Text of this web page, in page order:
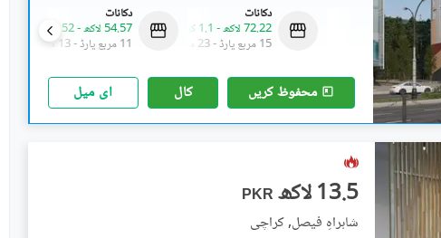
دکانات
54.57 لاکھ
-61.52 لاکھ
11 مربع یارڈ
-13 مربع یارڈ
دکانات
72.22 لاکھ
- 1.1 کروڑ
15 مربع یارڈ
-23 مربع یارڈ
دکانات
71.05 لاکھ
11 مربع یارڈ
محفوظ کریں کال ای میل
PKR 13.5 لاکھ
شاہراہِ فیصل, کراچی